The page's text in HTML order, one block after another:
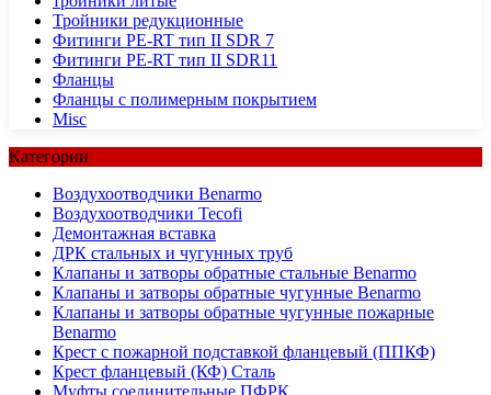
Тройники редукционные
Фитинги PE-RT тип II SDR 7
Фитинги PE-RT тип II SDR11
Фланцы
Фланцы с полимерным покрытием
Misc
Категории
Воздухоотводчики Benarmo
Воздухоотводчики Tecofi
Демонтажная вставка
ДРК стальных и чугунных труб
Клапаны и затворы обратные стальные Benarmo
Клапаны и затворы обратные чугунные Benarmo
Клапаны и затворы обратные чугунные пожарные
Benarmo
Крест с пожарной подставкой фланцевый (ППКФ)
Крест фланцевый (КФ) Сталь
Муфты соединительные ПФРК